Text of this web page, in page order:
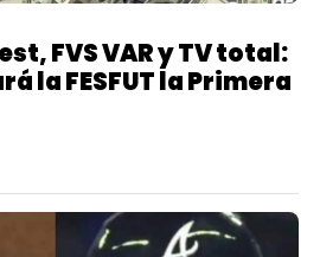
FVS VAR y TV total:
la FESFUT la Primera